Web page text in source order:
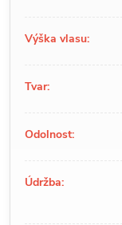
Výška vlasu:
Tvar:
Odolnost:
Údržba: